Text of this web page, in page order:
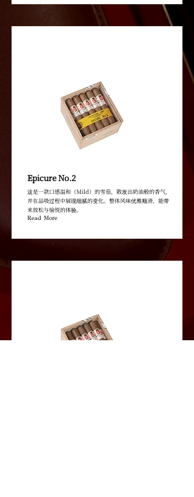
Epicure No.2
这是一款口感温和（Mild）的雪茄，散发出奶油般的香气，
并在品吸过程中展现细腻的变化。整体风味优雅顺滑，能带
来放松与愉悦的体验。
Read More